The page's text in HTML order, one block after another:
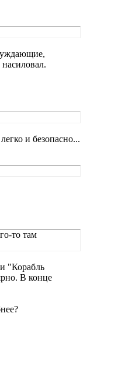
и безопасно...
то там
"Корабль
В конце